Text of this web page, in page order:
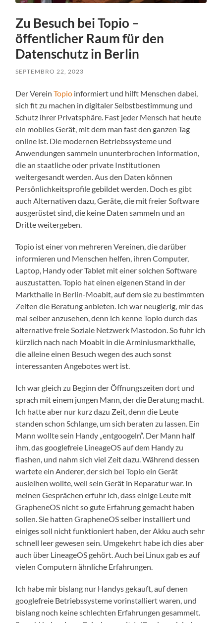
Zu Besuch bei Topio –
öffentlicher Raum für den
Datenschutz in Berlin
SEPTEMBRO 22, 2023
Der VereinTopio informiert und hilft Menschen dabei,
sich fit zu machen in digitaler Selbstbestimmung und
Schutz ihrer Privatsphäre. Fast jeder Mensch hat heute
ein mobiles Gerät, mit dem man fast den ganzen Tag
online ist. Die modernen Betriebssysteme und
Anwendungen sammeln ununterbrochen Information,
die an staatliche oder private Institutionen
weitergesandt werden. Aus den Daten können
Persönlichkeitsprofile gebildet werden. Doch es gibt
auch Alternativen dazu, Geräte, die mit freier Software
ausgerüstet sind, die keine Daten sammeln und an
Dritte weitergeben.
Topio ist einer von mehreren Vereinen, die darüber
informieren und Menschen helfen, ihren Computer,
Laptop, Handy oder Tablet mit einer solchen Software
auszustatten. Topio hat einen eigenen Stand in der
Markthalle in Berlin-Moabit, auf dem sie zu bestimmten
Zeiten die Beratung anbieten. Ich war neugierig, mir das
mal selber anzusehen, denn ich kenne Topio durch das
alternative freie Soziale Netzwerk Mastodon. So fuhr ich
kürzlich nach nach Moabit in die Arminiusmarkthalle,
die alleine einen Besuch wegen des auch sonst
interessanten Angebotes wert ist.
Ich war gleich zu Beginn der Öffnungszeiten dort und
sprach mit einem jungen Mann, der die Beratung macht.
Ich hatte aber nur kurz dazu Zeit, denn die Leute
standen schon Schlange, um sich beraten zu lassen. Ein
Mann wollte sein Handy „entgoogeln“. Der Mann half
ihm, das googlefreie LineageOS auf dem Handy zu
flashen, und nahm sich viel Zeit dazu. Während dessen
wartete ein Anderer, der sich bei Topio ein Gerät
ausleihen wollte, weil sein Gerät in Reparatur war. In
meinen Gesprächen erfuhr ich, dass einige Leute mit
GrapheneOS nicht so gute Erfahrung gemacht haben
sollen. Sie hatten GrapheneOS selber installiert und
einiges soll nicht funktioniert haben, der Akku auch sehr
schnell leer gewesen sein. Umgekehrt habe ich dies aber
auch über LineageOS gehört. Auch bei Linux gab es auf
vielen Computern ähnliche Erfahrungen.
Ich habe mir bislang nur Handys gekauft, auf denen
googlefreie Betriebssysteme vorinstalliert waren, und
bislang noch keine schlechten Erfahrungen gesammelt.